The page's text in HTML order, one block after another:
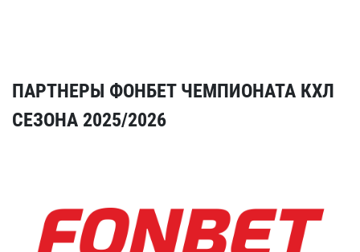
ПАРТНЕРЫ ФОНБЕТ ЧЕМПИОНАТА КХЛ
СЕЗОНА 2025/2026